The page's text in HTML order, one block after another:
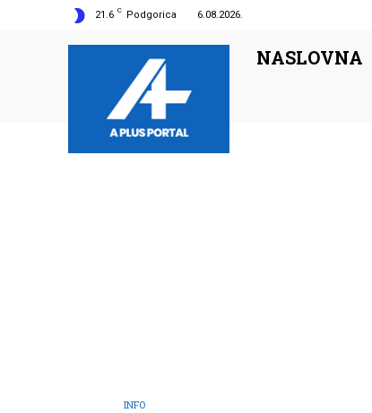
21.6 C Podgorica 6.08.2026.
NASLOVNA
INFO